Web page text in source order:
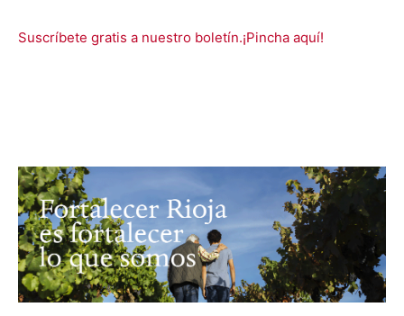
Suscríbete gratis a nuestro boletín.¡Pincha aquí!